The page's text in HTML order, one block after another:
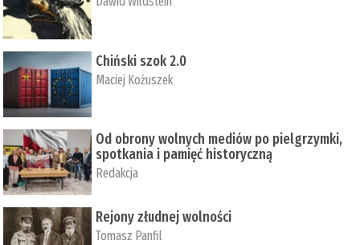
Chiński szok 2.0
Maciej Kożuszek
Od obrony wolnych mediów po pielgrzymki,
spotkania i pamięć historyczną
Redakcja
Rejony złudnej wolności
Tomasz Panfil